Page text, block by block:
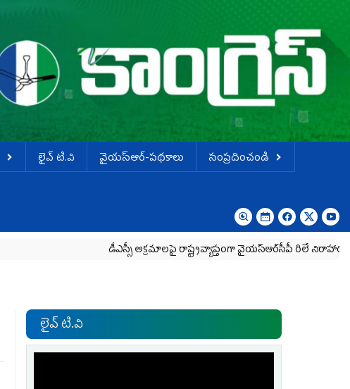
లైవ్ టి.వి వైయస్ఆర్-పథకాలు
సంప్రదించండి
డీఎస్సీ అక్రమాలపై రాష్ట్రవ్యాప్తంగా వైయ‌స్ఆర్‌సీపీ రిలే నిరాహార దీక్షలు
లైవ్ టి.వి